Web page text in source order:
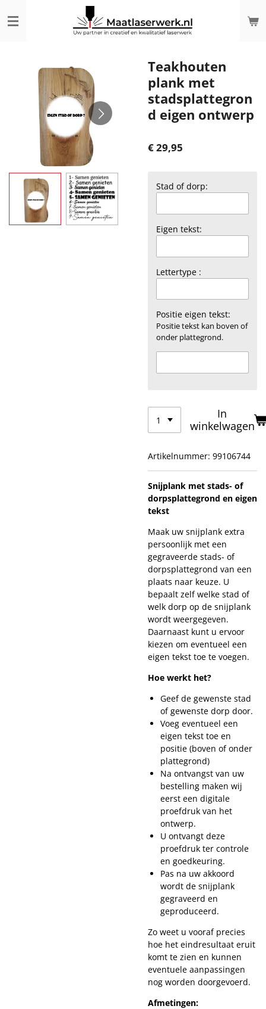
direct
Teakhouten
plank met
stadsplattegron
d eigen ontwerp
€ 29,95
Stad of dorp:
Eigen tekst:
Lettertype :
Positie eigen tekst:
Positie tekst kan boven of
onder plattegrond.
In
winkelwagen
Artikelnummer: 99106744
Snijplank met stads- of
dorpsplattegrond en eigen
tekst
Maak uw snijplank extra
persoonlijk met een
gegraveerde stads- of
dorpsplattegrond van een
plaats naar keuze. U
bepaalt zelf welke stad of
welk dorp op de snijplank
wordt weergegeven.
Daarnaast kunt u ervoor
kiezen om eventueel een
eigen tekst toe te voegen.
Hoe werkt het?
Geef de gewenste stad
of gewenste dorp door.
Voeg eventueel een
eigen tekst toe en
positie (boven of onder
plattegrond)
Na ontvangst van uw
bestelling maken wij
eerst een digitale
proefdruk van het
ontwerp.
U ontvangt deze
proefdruk ter controle
en goedkeuring.
Pas na uw akkoord
wordt de snijplank
gegraveerd en
geproduceerd.
Zo weet u vooraf precies
hoe het eindresultaat eruit
komt te zien en kunnen
eventuele aanpassingen
nog worden doorgevoerd.
Afmetingen: